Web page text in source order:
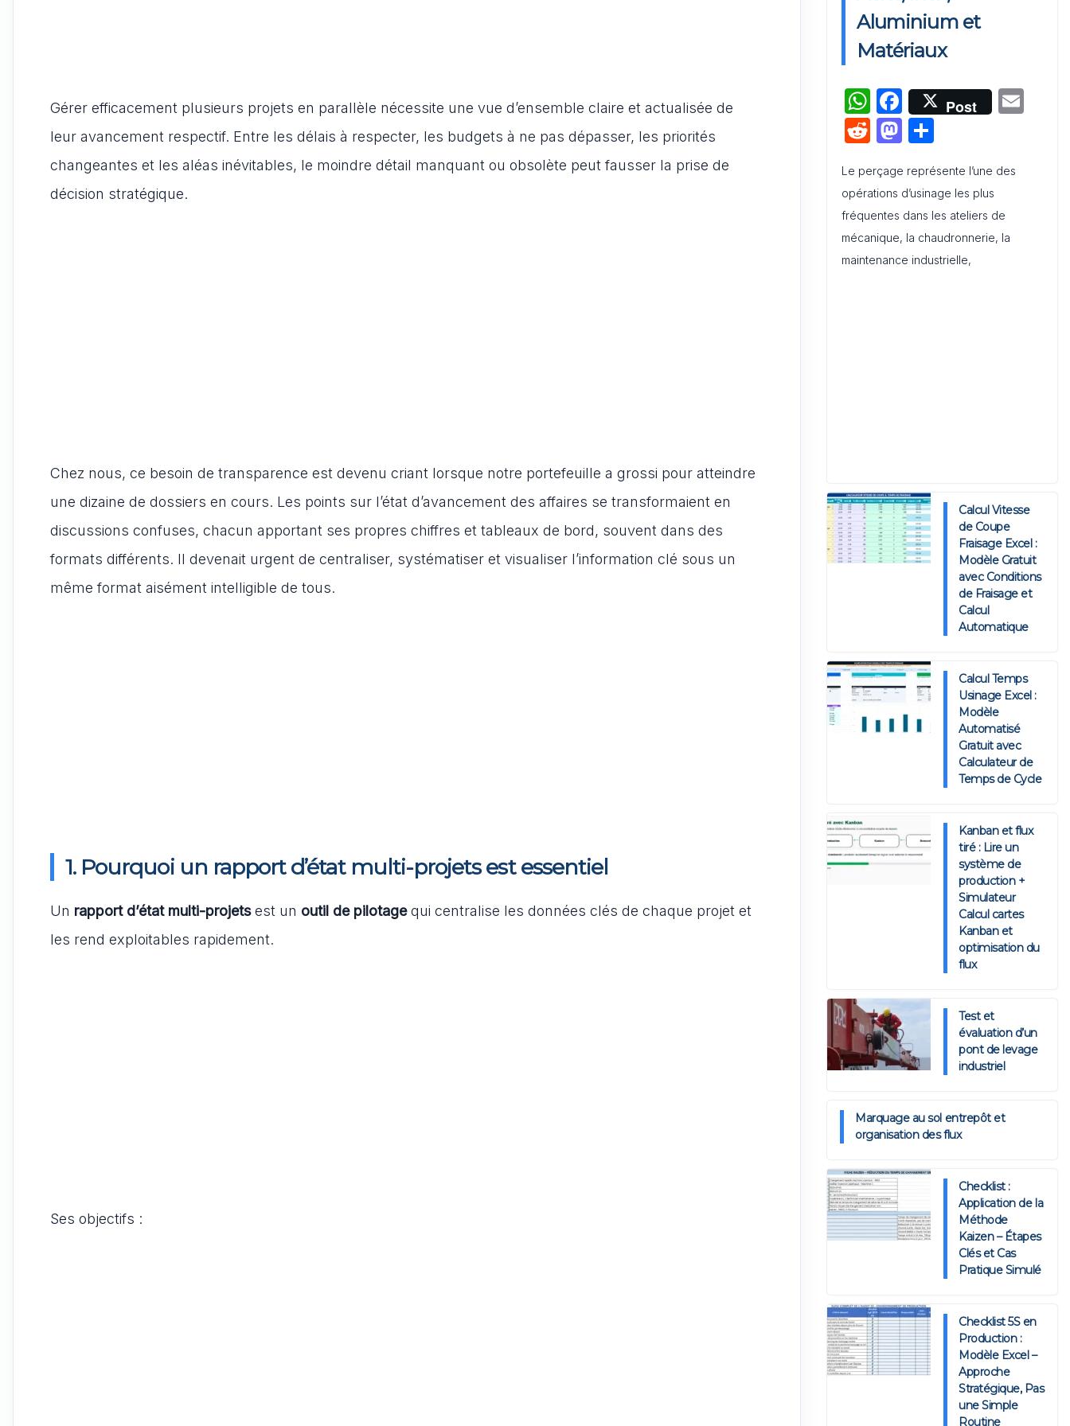
Gérer efficacement plusieurs projets en parallèle nécessite une vue d’ensemble claire et actualisée de
leur avancement respectif. Entre les délais à respecter, les budgets à ne pas dépasser, les priorités
changeantes et les aléas inévitables, le moindre détail manquant ou obsolète peut fausser la prise de
décision stratégique.
Chez nous, ce besoin de transparence est devenu criant lorsque notre portefeuille a grossi pour atteindre
une dizaine de dossiers en cours. Les points sur l’état d’avancement des affaires se transformaient en
discussions confuses, chacun apportant ses propres chiffres et tableaux de bord, souvent dans des
formats différents. Il devenait urgent de centraliser, systématiser et visualiser l’information clé sous un
même format aisément intelligible de tous.
1. Pourquoi un rapport d’état multi-projets est essentiel
Un rapport d’état multi-projetsest un outil de pilotagequi centralise les données clés de chaque projet et
les rend exploitables rapidement.
Ses objectifs :
Activation de Marque : Mise en
Œuvre et Modèle de Feuille de
Route
Audit de Communication
Interne et Externe : Canevas
Word
Aluminium et
Matériaux
W
h
at
s
A
p
p
F
a
c
e
b
o
o
Post
R
d
di
t
M
st
o
d
o
ta
g
er
Le perçage représente l’une des
opérations d’usinage les plus
fréquentes dans les ateliers de
mécanique, la chaudronnerie, la
maintenance industrielle,
Calcul Vitesse
de Coupe
Fraisage Excel :
Modèle Gratuit
avec Conditions
de Fraisage et
Calcul
Automatique
Calcul Temps
Usinage Excel :
Modèle
Automatisé
Gratuit avec
Calculateur de
Temps de Cycle
Kanban et flux
tiré : Lire un
système de
production +
Simulateur
Calcul cartes
Kanban et
optimisation du
flux
Test et
évaluation d’un
pont de levage
industriel
Marquage au sol entrepôt et
organisation des flux
Checklist :
Application de la
Méthode
Kaizen – Étapes
Clés et Cas
Pratique Simulé
Checklist 5S en
Production :
Modèle Excel –
Approche
Stratégique, Pas
une Simple
Routine